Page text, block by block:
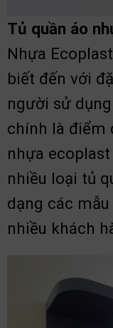
Tủ quần áo
Nhựa
biết đến với
người sử
chính là điểm
nhựa
nhiều loại tủ
dạng các
nhiều khách